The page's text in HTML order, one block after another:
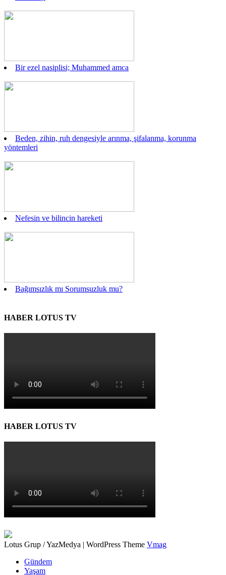
Bir ezel nasiplisi; Muhammed amca
Beden, zihin, ruh dengesiyle arınma, şifalanma, korunma
yöntemleri
Nefesin ve bilincin hareketi
Bağımsızlık mı Sorumsuzluk mu?
HABER LOTUS TV
HABER LOTUS TV
Lotus Grup / YazMedya | WordPress Theme Vmag
Gündem
Yaşam